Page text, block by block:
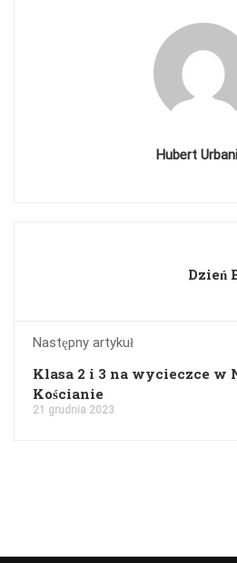
Hubert
Dzień
Następny artykuł
Klasa 2 i 3 na wycieczce w
Kościanie
21 grudnia 2023